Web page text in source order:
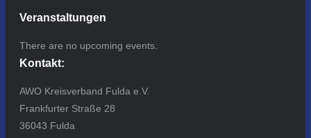
Veranstaltungen
There are no upcoming events.
Kontakt:
AWO Kreisverband Fulda e.V.
Frankfurter Straße 28
36043 Fulda